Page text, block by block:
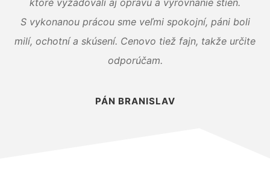
S vykonanou prácou sme veľmi spokojní, páni boli
milí, ochotní a skúsení. Cenovo tiež fajn, takže určite
odporúčam.
PÁN BRANISLAV